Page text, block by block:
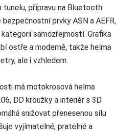
tunelu, přípravu na Bluetooth
bezpečnostní prvky ASN a AEFR,
samozřejmostí. Grafika
ostře a moderně, takže helma
ale i vzhledem.
má motokrosová helma
DD kroužky a interiér s 3D
snižovat přenesenou sílu
vyjímatelné, pratelné a